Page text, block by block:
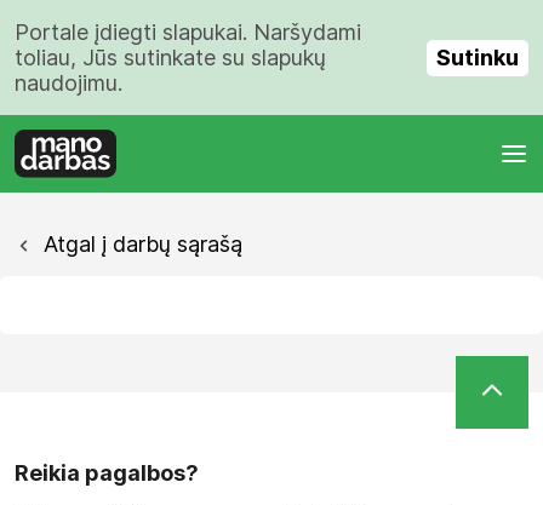
Portale įdiegti slapukai. Naršydami
toliau, Jūs sutinkate su slapukų
naudojimu.
Sutinku
Atgal į darbų sąrašą
Reikia pagalbos?